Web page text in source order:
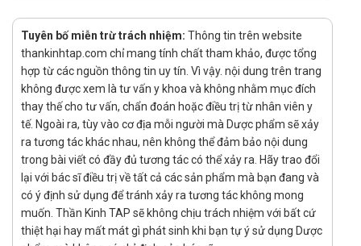
Viêm phế quản: 500mg mỗi 12 giờ trong 10 ngày. Viêm bàng
quang: 500mg mỗi 24 giờ trong 3-7 ngày.
Viêm tai giữa: 500mg mỗi 24 giờ trong 5-10 ngày.
Viêm phổi mắc phải ở cộng đồng, không phải nhập viện điều
trị: 500mg mỗi 12 giờ trong 7-21 ngày, tùy theo tính chất và
mức độ nghiêm trọng của bệnh viêm phổi.
Viêm bể thận không biến chứng: 500mg mỗi 12-24 giờ trong
14 ngày.
Viêm xoang: 250 - 500mg mỗi 12 giờ trong 10 ngày. Nhiễm
trùng da và cấu trúc dưới da: 250 - 500mg mỗi 12 giờ trong 10
Tuyên bố miễn trừ trách nhiệm: Thông tin trên website
thankinhtap.com chỉ mang tính chất tham khảo, được tổng
hợp từ các nguồn thông tin uy tín. Vì vậy. nội dung trên trang
không được xem là tư vấn y khoa và không nhằm mục đích
thay thế cho tư vấn, chẩn đoán hoặc điều trị từ nhân viên y
tế. Ngoài ra, tùy vào cơ địa mỗi người mà Dược phẩm sẽ xảy
ra tương tác khác nhau, nên không thể đảm bảo nội dung
trong bài viết có đầy đủ tương tác có thể xảy ra. Hãy trao đổi
lại với bác sĩ điều trị về tất cả các sản phẩm mà bạn đang và
có ý định sử dụng để tránh xảy ra tương tác không mong
muốn. Thần Kinh TAP sẽ không chịu trách nhiệm với bất cứ
thiệt hại hay mất mát gì phát sinh khi bạn tự ý sử dụng Dược